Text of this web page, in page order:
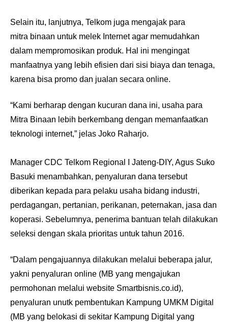
Selain itu, lanjutnya, Telkom juga mengajak para
mitra binaan untuk melek Internet agar memudahkan
dalam mempromosikan produk. Hal ini mengingat
manfaatnya yang lebih efisien dari sisi biaya dan tenaga,
karena bisa promo dan jualan secara online.
“Kami berharap dengan kucuran dana ini, usaha para
Mitra Binaan lebih berkembang dengan memanfaatkan
teknologi internet,” jelas Joko Raharjo.
Manager CDC Telkom Regional I Jateng-DIY, Agus Suko
Basuki menambahkan, penyaluran dana tersebut
diberikan kepada para pelaku usaha bidang industri,
perdagangan, pertanian, perikanan, peternakan, jasa dan
koperasi. Sebelumnya, penerima bantuan telah dilakukan
seleksi dengan skala prioritas untuk tahun 2016.
“Dalam pengajuannya dilakukan melalui beberapa jalur,
yakni penyaluran online (MB yang mengajukan
permohonan melalui website Smartbisnis.co.id),
penyaluran unutk pembentukan Kampung UMKM Digital
(MB yang belokasi di sekitar Kampung Digital yang